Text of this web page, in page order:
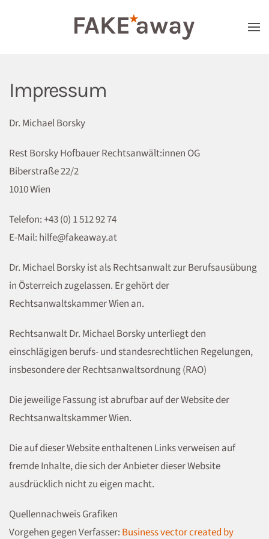
Skip to main content
Impressum
Dr. Michael Borsky
Rest Borsky Hofbauer Rechtsanwält:innen OG
Biberstraße 22/2
1010 Wien
Telefon: +43 (0) 1 512 92 74
E-Mail: hilfe@fakeaway.at
Dr. Michael Borsky ist als Rechtsanwalt zur Berufsausübung
in Österreich zugelassen. Er gehört der
Rechtsanwaltskammer Wien an.
Rechtsanwalt Dr. Michael Borsky unterliegt den
einschlägigen berufs- und standesrechtlichen Regelungen,
insbesondere der Rechtsanwaltsordnung (RAO)
Die jeweilige Fassung ist abrufbar auf der Website der
Rechtsanwaltskammer Wien.
Die auf dieser Website enthaltenen Links verweisen auf
fremde Inhalte, die sich der Anbieter dieser Website
ausdrücklich nicht zu eigen macht.
Quellennachweis Grafiken
Vorgehen gegen Verfasser: Business vector created by